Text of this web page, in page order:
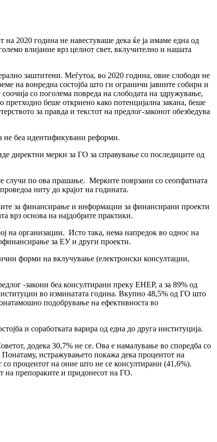
на 2020 година не навестуваше дека ќе ја имаме една од
влијание врз целиот свет, вклучително и нашата
заштитени. Меѓутоа, во 2020 година, овие слободи не
на вонредна состојба што ги ограничи јавните собири и
со поголема повреда на слободата на здружување,
беше откриено како потенцијална закана, беше
за правда и текстот на предлог-законот обезбедува
не беа идентификувани реформи.
директни мерки за ГО за справување со последиците од
по ова прашање. Мерките поврзани со сеопфатната
ниту до крајот на годината.
за финансирање и информации за финансирани проекти
врз основа на најдобрите практики.
на организации. Исто така, нема напредок во однос на
за ЕУ и други проекти.
форми на вклучување (електронски консултации,
-закони беа консултирани преку ЕНЕР, а за 89% од
во изминатата година. Вкупно 48,5% од ГО што
подобрување на ефективноста во
и соработката варира од една до друга институција.
додека 30,7% не се. Ова е намалување во споредба со
Понатаму, истражувањето покажа дека процентот на
процентот на оние што не се консултирани (41,6%).
на препораките и придонесот на ГО.